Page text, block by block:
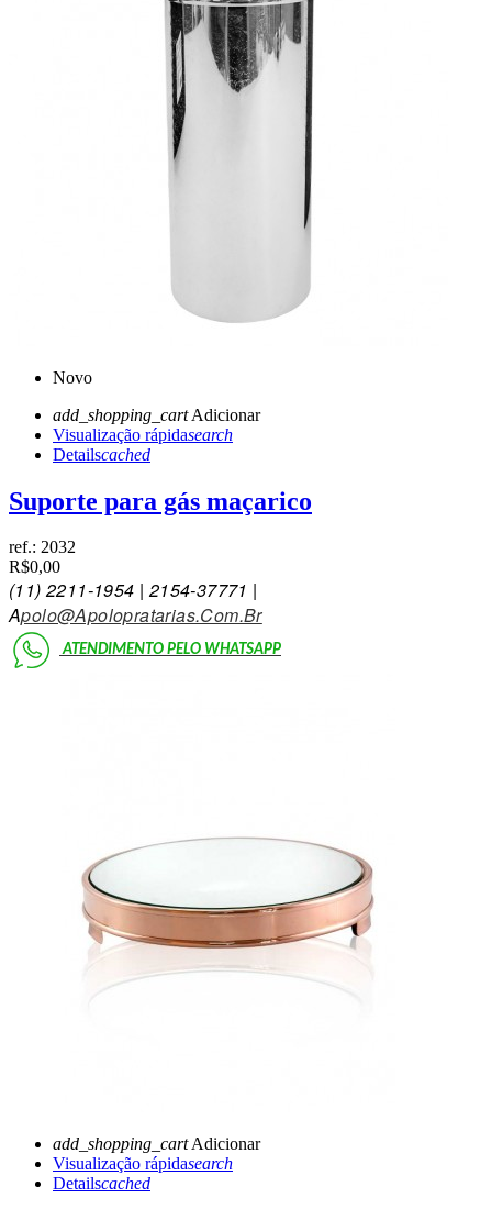
Novo
add_shopping_cartAdicionar
Visualização rápidasearch
Detailscached
Suporte para gás maçarico
ref.: 2032
R$0,00
(11)2211-1954 | 2154-37771 |
APolo@Apolopratarias.Com.Br
ATENDIMENTO PELO WHATSAPP
add_shopping_cartAdicionar
Visualização rápidasearch
Detailscached